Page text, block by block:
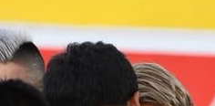
Reserva
Fútbol Femenino